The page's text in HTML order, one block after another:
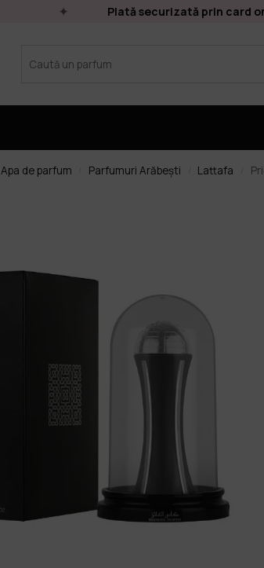
Plată securizată prin card
Apa de parfum Parfumuri Arăbești Lattafa